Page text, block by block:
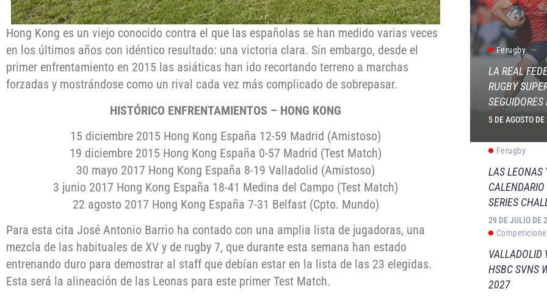
Hong Kong es un viejo conocido contra el que las españolas se han medido varias veces
en los últimos años con idéntico resultado: una victoria clara. Sin embargo, desde el
primer enfrentamiento en 2015 las asiáticas han ido recortando terreno a marchas
forzadas y mostrándose como un rival cada vez más complicado de sobrepasar.
HISTÓRICO ENFRENTAMIENTOS – HONG KONG
15 diciembre 2015 Hong Kong España 12-59 Madrid (Amistoso)
19 diciembre 2015 Hong Kong España 0-57 Madrid (Test Match)
30 mayo 2017 Hong Kong España 8-19 Valladolid (Amistoso)
3 junio 2017 Hong Kong España 18-41 Medina del Campo (Test Match)
22 agosto 2017 Hong Kong España 7-31 Belfast (Cpto. Mundo)
Para esta cita José Antonio Barrio ha contado con una amplia lista de jugadoras, una
mezcla de las habituales de XV y de rugby 7, que durante esta semana han estado
entrenando duro para demostrar al staff que debían estar en la lista de las 23 elegidas.
Esta será la alineación de las Leonas para este primer Test Match.
Ferugby
LA REAL
RUGBY
5 DE AGOSTO
Ferugby
LAS LEONAS
SERIES
29 DE JULIO DE
VALLADOLID
HSBC SVNS
2027